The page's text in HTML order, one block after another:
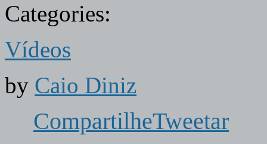
Categories:
Vídeos
by Caio Diniz
CompartilheTweetar